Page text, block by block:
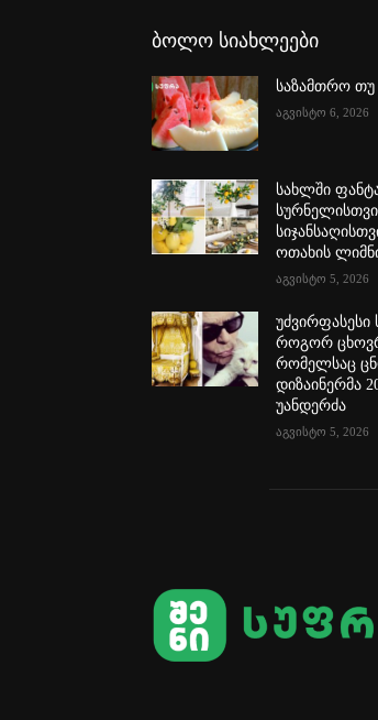
ბოლო სიახლეები
საზამთრო თუ
აგვისტო 6, 2026
სახლში
ოთახის
აგვისტო 5, 2026
უძვირფასესი
როგორ
რომელსაც
დიზაინერმა
უანდერძა
აგვისტო 5, 2026